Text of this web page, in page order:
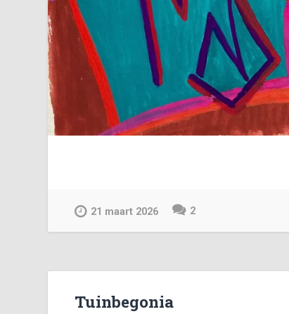
21 maart 2026 2
Tuinbegonia